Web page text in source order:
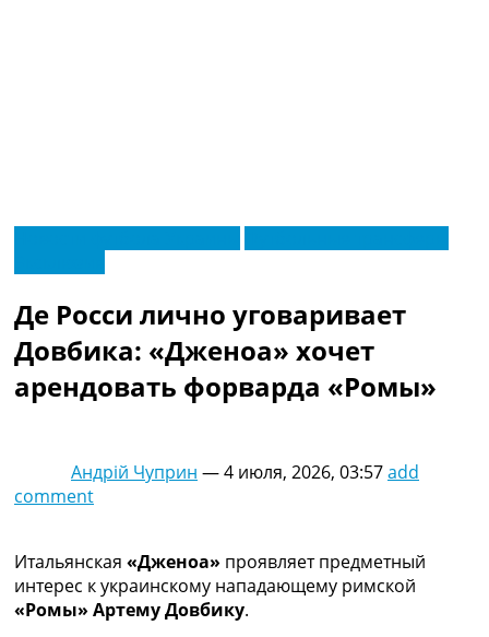
МенюГлавная
Видео
Трансферы
Новости футбола Украины
Последние комментарии
Рейтинги
Правила
Чемпионат Мира
Украина. Премьер-Лига
Украина. Первая Лига
Де Росси лично уговаривает
Довбика: «Дженоа» хочет
арендовать форварда «Ромы»
Андрій Чуприн —4 июля, 2026, 03:57add
comment
Итальянская «Дженоа» проявляет предметный
интерес к украинскому нападающему римской
«Ромы» Артему Довбику.